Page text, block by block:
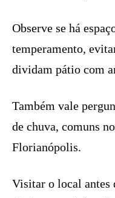
Observe se há
temperamento,
dividam pátio com
Também vale
de chuva, comuns
Florianópolis.
Visitar o local antes